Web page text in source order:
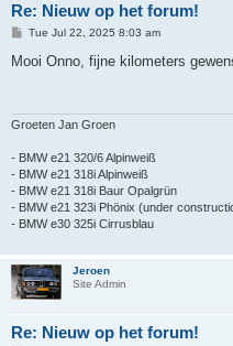
Re: Nieuw op het forum!
P
s
Tue Jul 22, 2025 8:03 am
Mooi Onno, fijne kilometers
Groeten Jan Groen
- BMW e21 320/6 Alpinweiß
- BMW e21 318i Alpinweiß
- BMW e21 318i Baur Opalgrün
- BMW e21 323i Phönix (under
- BMW e30 325i Cirrusblau
Jeroen
Site Admin
Re: Nieuw op het forum!